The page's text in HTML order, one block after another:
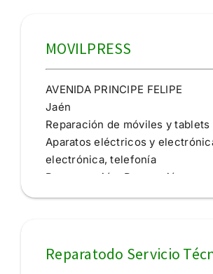
MOVILPRESS
AVENIDA PRINCIPE FELIPE
Jaén
Reparación de móviles y tablets
Aparatos eléctricos y
electrónica, telefonía
Recuperación, Reparación